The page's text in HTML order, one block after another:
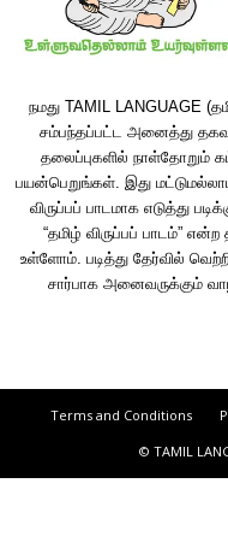
நமது TAMIL LANGUAGE
சம்பந்தப்பட்ட அனைத்து
தலைப்புகளில் நாள்தோறும்
பயன்பெறுங்கள். இது
விருப்பப் பாடமாக எடுத்து
“தமிழ் விருப்பப் பாடம்”
உள்ளோம். படித்து தேர்வில்
சார்பாக அனைவருக்கும்
Terms and Conditions
© TAMIL